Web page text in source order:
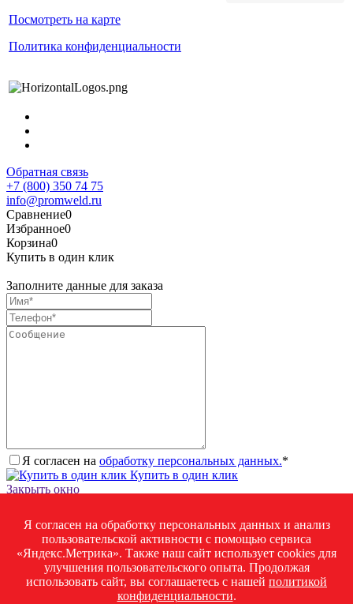
Посмотреть на карте
Политика конфиденциальности
Обратная связь
+7 (800) 350 74 75
info@promweld.ru
Сравнение0
Избранное0
Корзина0
Купить в один клик
Заполните данные для заказа
Я согласен на обработку персональных данных.*
Купить в один клик
Закрыть окно
Загрузка товара
Заполните данные для запроса цены
Я согласен на обработку персональных данных и анализ
пользовательской активности с помощью сервиса
«Яндекс.Метрика». Также наш сайт использует cookies для
улучшения пользовательского опыта. Продолжая
использовать сайт, вы соглашаетесь с нашей политикой
конфиденциальности.